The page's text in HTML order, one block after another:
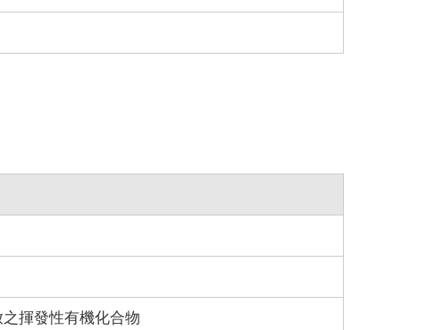
揮發性有機化合物